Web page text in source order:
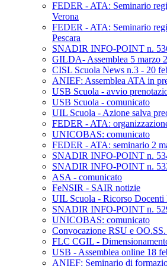
FEDER - ATA: Seminario
Verona
FEDER - ATA: Seminario
Pescara
SNADIR INFO-POINT n.
GILDA- Assemblea 5 marzo
CISL Scuola News n.3 - 20
ANIEF: Assemblea ATA in
USB Scuola - avvio
USB Scuola - comunicato
UIL Scuola - Azione salva
FEDER - ATA:
UNICOBAS: comunicato
FEDER - ATA: seminario 2
SNADIR INFO-POINT n.
SNADIR INFO-POINT n.
ASA - comunicato
FeNSIR - SAIR notizie
UIL Scuola - Ricorso Docenti
SNADIR INFO-POINT n.
UNICOBAS: comunicato
Convocazione RSU e
FLC CGIL -
USB - Assemblea online 18
ANIEF: Seminario di